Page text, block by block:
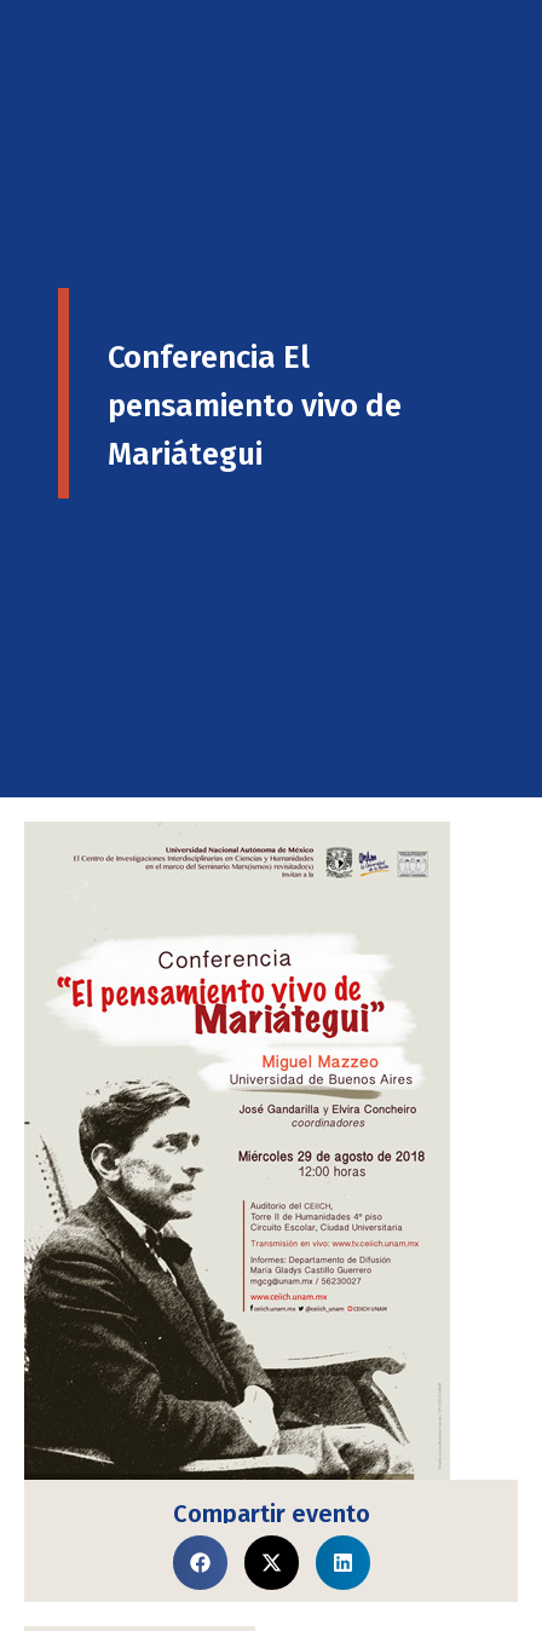
Conferencia El
pensamiento vivo de
Mariátegui
Compartir evento